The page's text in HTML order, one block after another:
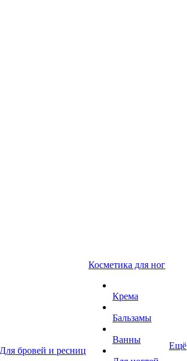
Для бровей и ресниц
Косметика для ног
Крема
Бальзамы
Ванны
Ещё